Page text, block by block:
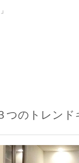
のトレンド